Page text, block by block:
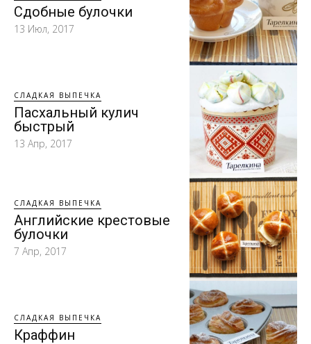
Сдобные булочки
13 Июл, 2017
СЛАДКАЯ ВЫПЕЧКА
Пасхальный кулич
быстрый
13 Апр, 2017
СЛАДКАЯ ВЫПЕЧКА
Английские крестовые
булочки
7 Апр, 2017
СЛАДКАЯ ВЫПЕЧКА
Краффин